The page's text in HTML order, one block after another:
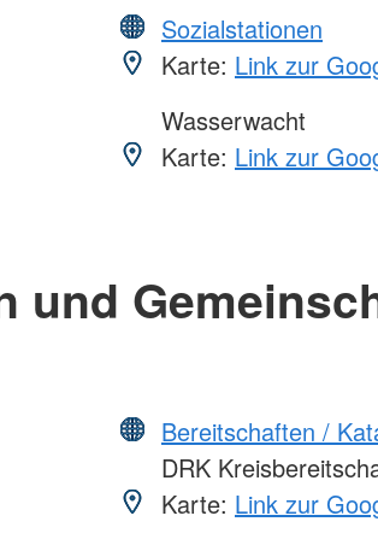
Sozialstationen
Karte: Link zur
Wasserwacht
Karte: Link zur
und
Bereitschaften /
DRK
Karte: Link zur